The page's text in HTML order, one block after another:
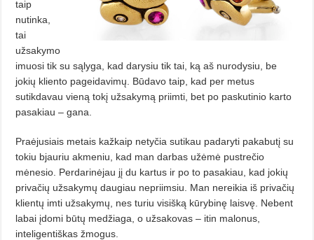
taip
nutinka,
tai
užsakymo
imuosi tik su sąlyga, kad darysiu tik tai, ką aš nurodysiu, be
jokių kliento pageidavimų. Būdavo taip, kad per metus
sutikdavau vieną tokį užsakymą priimti, bet po paskutinio karto
pasakiau – gana.
Praėjusiais metais kažkaip netyčia sutikau padaryti pakabutį su
tokiu bjauriu akmeniu, kad man darbas užėmė pustrečio
mėnesio. Perdarinėjau jį du kartus ir po to pasakiau, kad jokių
privačių užsakymų daugiau nepriimsiu. Man nereikia iš privačių
klientų imti užsakymų, nes turiu visišką kūrybinę laisvę. Nebent
labai įdomi būtų medžiaga, o užsakovas – itin malonus,
inteligentiškas žmogus.